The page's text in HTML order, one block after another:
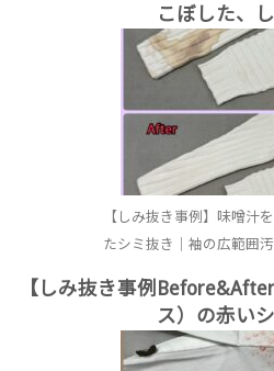
こぼした、
【しみ抜き事例】味噌汁
たシミ抜き｜袖の広範囲
【しみ抜き事例
ス）の赤い